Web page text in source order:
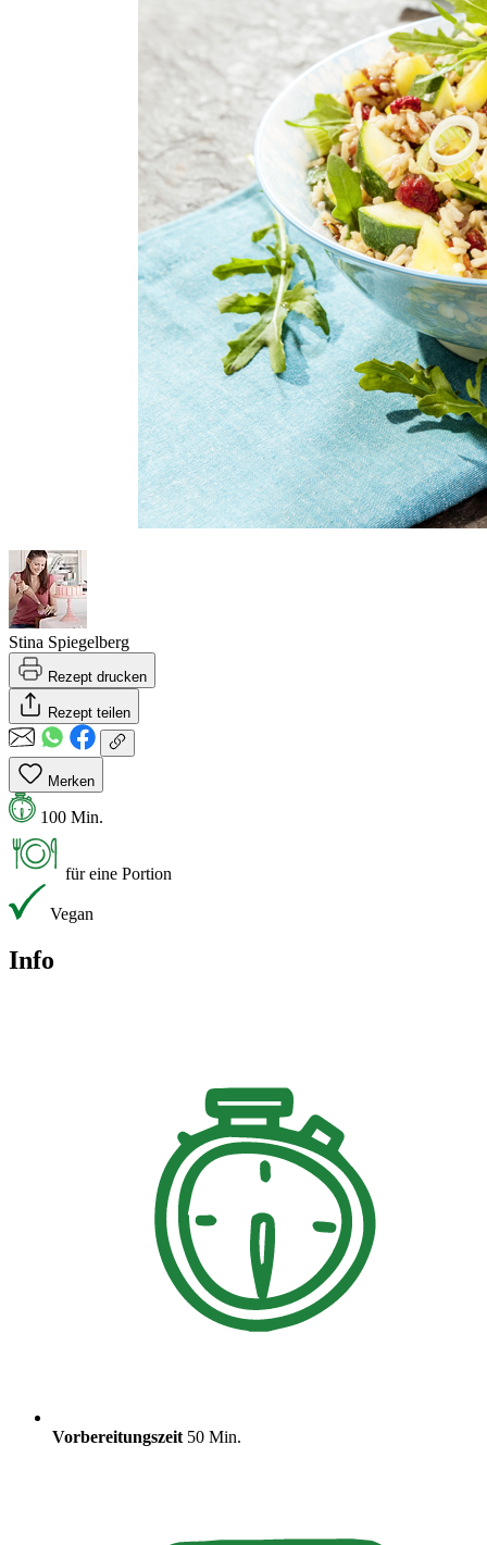
Stina Spiegelberg
Rezept drucken
Rezept teilen
Merken
100 Min.
für eine Portion
Vegan
Info
Vorbereitungszeit 50 Min.